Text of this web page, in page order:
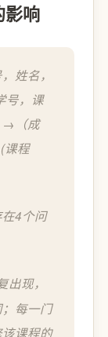
影响
姓名，
号，课
→（成
课程
4个问
现，
每一门
课程的